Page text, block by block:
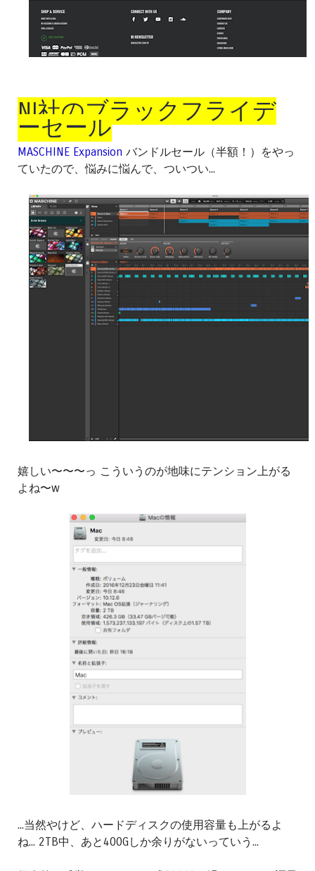
NI社のブラックフライデ
ーセール
MASCHINE Expansion バンドルセール（半額！）をやっ
ていたので、悩みに悩んで、ついつい...
嬉しい〜〜〜っ こういうのが地味にテンション上がる
よね〜w
...当然やけど、ハードディスクの使用容量も上がるよ
ね... 2TB中、あと400Gしか余りがないっていう...